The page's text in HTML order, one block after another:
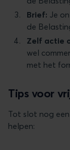
Brief: Je
de
Zelf actie
wel
met het
Tips voor
Tot slot nog
helpen: